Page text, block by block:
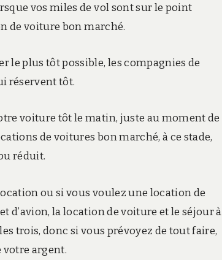
vos miles de vol sont sur le point
de voiture bon marché.
le plus tôt possible, les compagnies de
réservent tôt.
voiture tôt le matin, juste au moment de
de voitures bon marché, à ce stade,
réduit.
ou si vous voulez une location de
la location de voiture et le séjour à
trois, donc si vous prévoyez de tout faire,
argent.